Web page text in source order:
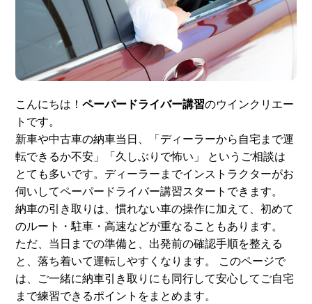
スタッフ紹介 申し込みフロー
簡易補助ブレーキと
は
新着情報 会社概要
こんにちは！ペーパードライバー講習のウインクリエー
トです。
新車や中古車の納車当日、「ディーラーから自宅まで運
転できるか不安」「久しぶりで怖い」 というご相談は
とても多いです。ディーラーまでインストラクターがお
伺いしてペーパードライバー講習スタートできます。
納車の引き取りは、慣れない車の操作に加えて、初めて
のルート・駐車・高速などが重なることもあります。
ただ、当日までの準備と、出発前の確認手順を整える
と、落ち着いて運転しやすくなります。 このページで
は、ご一緒に納車引き取りにも同行して安心してご自宅
まで練習できるポイントをまとめます。